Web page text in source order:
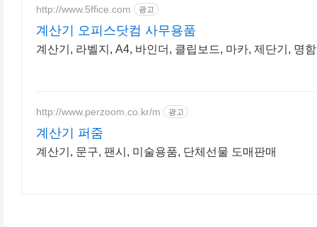
http://www.5ffice.com 광고
계산기 오피스닷컴 사무용품
계산기, 라벨지, A4, 바인더, 클립보드, 마카, 제단기, 명
http://www.perzoom.co.kr/m 광고
계산기 퍼줌
계산기, 문구, 팬시, 미술용품, 단체선물 도매판매